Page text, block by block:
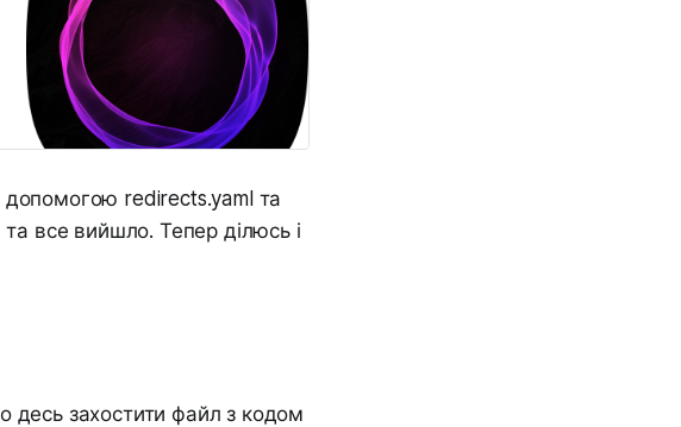
допомогою redirects.yaml та
все вийшло. Тепер ділюсь і
десь захостити файл з кодом